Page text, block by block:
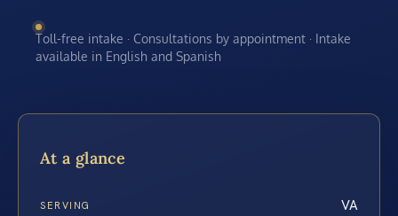
Toll-free intake · Consultations by appointment · Intake
available in English and Spanish
At a glance
SERVING VA